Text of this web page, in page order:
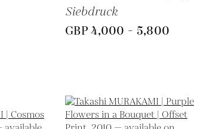
Siebdruck
GBP 4,000 - 5,800